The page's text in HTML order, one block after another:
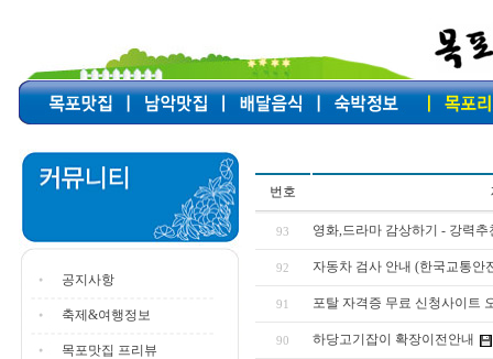
공지사항
축제&여행정보
목포맛집 프리뷰
번호
93 영화,드라마 감상하기 - 강력추
92 자동차 검사 안내 (한국교통안
91 포탈 자격증 무료 신청사이트
90 하당고기잡이 확장이전안내